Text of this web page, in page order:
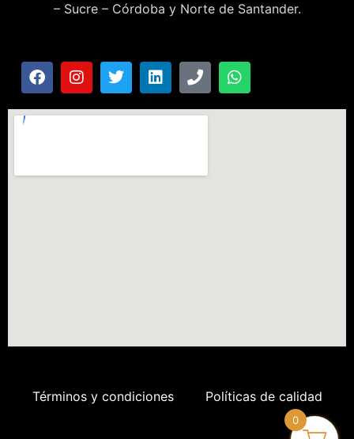
– Sucre – Córdoba y Norte de Santander.
Términos y condiciones Políticas de calidad
0